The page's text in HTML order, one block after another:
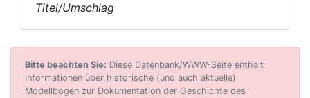
Titel/Umschlag
Bitte beachten Sie: Diese Datenbank/WWW-Seite enthält
Informationen über historische (und auch aktuelle)
Modellbogen zur Dokumentation der Geschichte des